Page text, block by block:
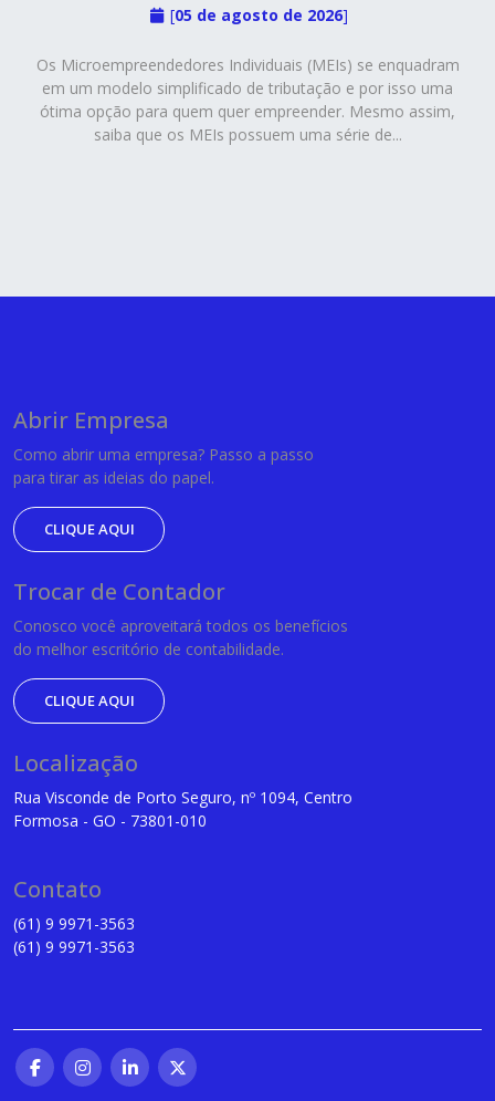
[05 de agosto de 2026]
Os Microempreendedores Individuais (MEIs) se enquadram
em um modelo simplificado de tributação e por isso uma
ótima opção para quem quer empreender. Mesmo assim,
saiba que os MEIs possuem uma série de...
Abrir Empresa
Como abrir uma empresa? Passo a passo
para tirar as ideias do papel.
CLIQUE AQUI
Trocar de Contador
Conosco você aproveitará todos os benefícios
do melhor escritório de contabilidade.
CLIQUE AQUI
Localização
Rua Visconde de Porto Seguro, nº 1094, Centro
Formosa - GO - 73801-010
Contato
(61) 9 9971-3563
(61) 9 9971-3563